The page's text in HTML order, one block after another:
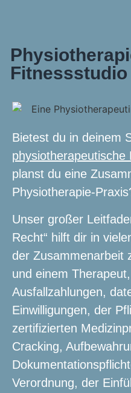
Fitnessstudio
Bietest du in deinem
physiotherapeutische
planst du eine
Physiotherapie-
Unser großer
Recht“ hilft dir in
der Zusammenarbeit
und einem
Ausfallzahlungen,
Einwilligungen, der
zertifizierten
Cracking,
Verordnung, der